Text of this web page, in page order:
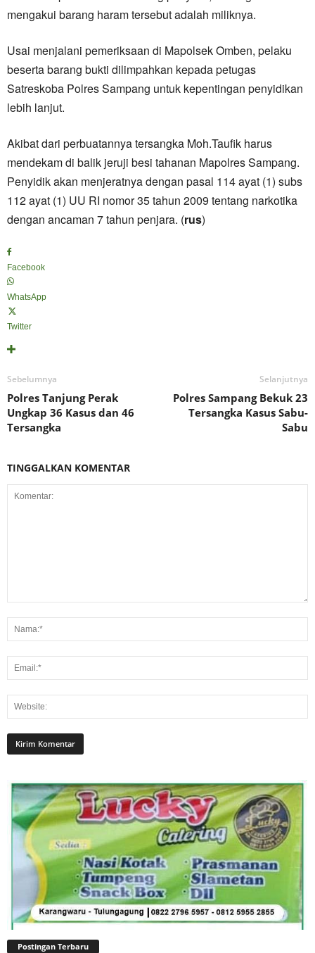
mengakui barang haram tersebut adalah miliknya.
Usai menjalani pemeriksaan di Mapolsek Omben, pelaku
beserta barang bukti dilimpahkan kepada petugas
Satreskoba Polres Sampang untuk kepentingan penyidikan
lebih lanjut.
Akibat dari perbuatannya tersangka Moh.Taufik harus
mendekam di balik jeruji besi tahanan Mapolres Sampang.
Penyidik akan menjeratnya dengan pasal 114 ayat (1) subs
112 ayat (1) UU RI nomor 35 tahun 2009 tentang narkotika
dengan ancaman 7 tahun penjara. (rus)
Facebook
WhatsApp
Twitter
Sebelumnya
Polres Tanjung Perak
Ungkap 36 Kasus dan 46
Tersangka
Selanjutnya
Polres Sampang Bekuk 23
Tersangka Kasus Sabu-
Sabu
TINGGALKAN KOMENTAR
Postingan Terbaru